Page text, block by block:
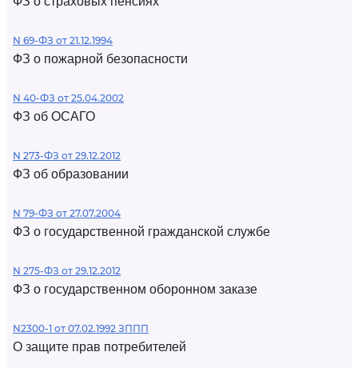
N 69-ФЗ от 21.12.1994
ФЗ о пожарной безопасности
N 40-ФЗ от 25.04.2002
ФЗ об ОСАГО
N 273-ФЗ от 29.12.2012
ФЗ об образовании
N 79-ФЗ от 27.07.2004
ФЗ о государственной гражданской службе
N 275-ФЗ от 29.12.2012
ФЗ о государственном оборонном заказе
N2300-1 от 07.02.1992 ЗППП
О защите прав потребителей